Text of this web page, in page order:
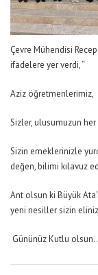
Çevre Mühendisi
ifadelere yer verdi, “
Aziz öğretmenlerimiz,
Sizler, ulusumuzun her
Sizin emeklerinizle
değen, bilimi kılavuz
Ant olsun ki Büyük
yeni nesiller sizin
Gününüz Kutlu